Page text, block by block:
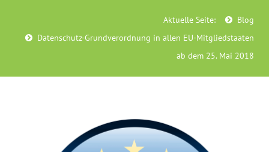
Aktuelle Seite:
Blog
Datenschutz-Grundverordnung in allen EU-Mitgliedstaaten
ab dem 25. Mai 2018